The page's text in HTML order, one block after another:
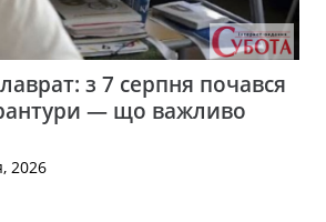
з 7 серпня почався
— що важливо
2026